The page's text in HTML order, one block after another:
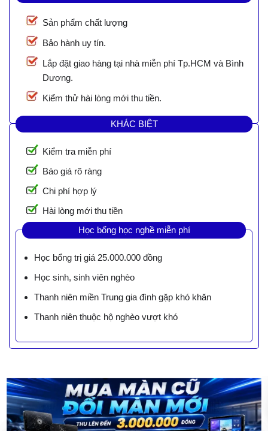
Sản phẩm chất lượng
Bảo hành uy tín.
Lắp đặt giao hàng tại nhà miễn phí Tp.HCM và Bình
Dương.
Kiểm thử hài lòng mới thu tiền.
KHÁC BIỆT
Kiểm tra miễn phí
Báo giá rõ ràng
Chi phí hợp lý
Hài lòng mới thu tiền
Học bổng học nghề miễn phí
Học bổng trị giá 25.000.000 đồng
Học sinh, sinh viên nghèo
Thanh niên miền Trung gia đình gặp khó khăn
Thanh niên thuộc hộ nghèo vượt khó